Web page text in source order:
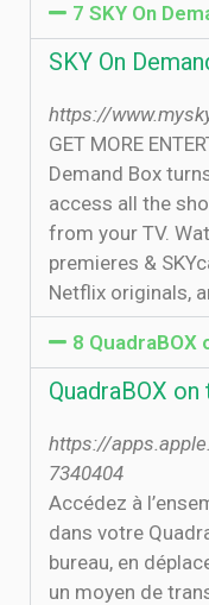
7 SKY On
SKY On
https://
GET MORE
Demand Box
access all the
from your TV.
premieres &
Netflix originals,
8 ‎QuadraBOX
‎QuadraBOX
https://
7340404
‎Accédez à
dans votre
bureau, en
un moyen de